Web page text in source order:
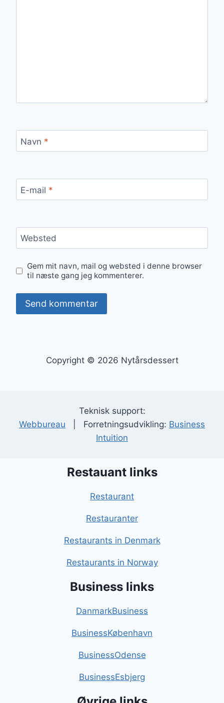
Navn *
E-mail *
Websted
Gem mit navn, mail og websted i denne browser
til næste gang jeg kommenterer.
Copyright © 2026 Nytårsdessert
Teknisk support:
Webbureau | Forretningsudvikling: Business
Intuition
Restauant links
Restaurant
Restauranter
Restaurants in Denmark
Restaurants in Norway
Business links
DanmarkBusiness
BusinessKøbenhavn
BusinessOdense
BusinessEsbjerg